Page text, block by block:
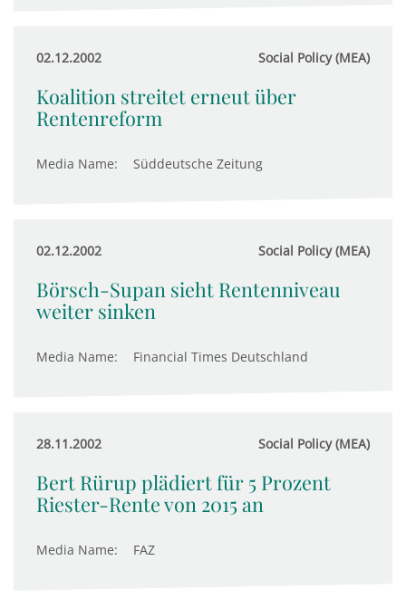
02.12.2002 Social Policy (MEA)
Koalition streitet erneut über
Rentenreform
Media Name: Süddeutsche Zeitung
02.12.2002 Social Policy (MEA)
Börsch-Supan sieht Rentenniveau
weiter sinken
Media Name: Financial Times Deutschland
28.11.2002 Social Policy (MEA)
Bert Rürup plädiert für 5 Prozent
Riester-Rente von 2015 an
Media Name: FAZ